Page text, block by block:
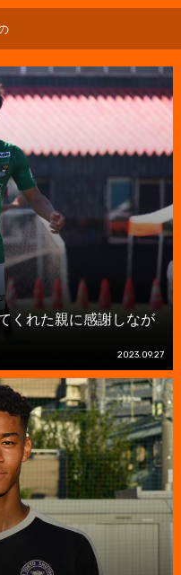
くれた親に感謝しなが
2023.09.27